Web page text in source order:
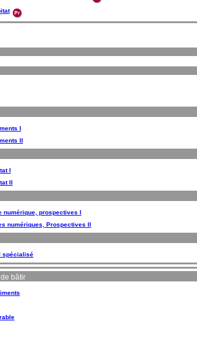
I
II
I
II
numérique, prospectives I
numériques, Prospectives II
spécialisé
bâtir